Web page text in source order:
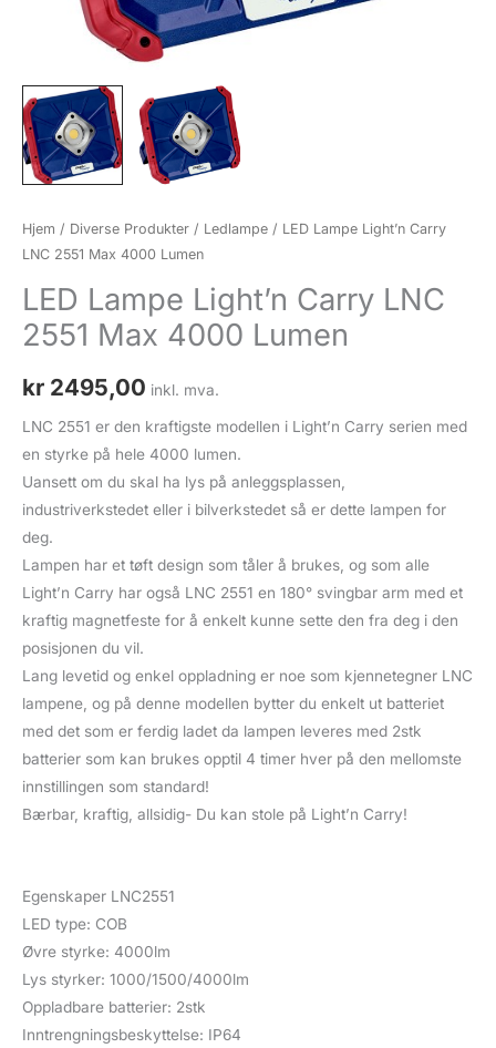
Hjem / Diverse Produkter / Ledlampe / LED Lampe Light’n Carry
LNC 2551 Max 4000 Lumen
LED Lampe Light’n Carry LNC
2551 Max 4000 Lumen
kr 2495,00 inkl. mva.
LNC 2551 er den kraftigste modellen i Light’n Carry serien med
en styrke på hele 4000 lumen.
Uansett om du skal ha lys på anleggsplassen,
industriverkstedet eller i bilverkstedet så er dette lampen for
deg.
Lampen har et tøft design som tåler å brukes, og som alle
Light’n Carry har også LNC 2551 en 180° svingbar arm med et
kraftig magnetfeste for å enkelt kunne sette den fra deg i den
posisjonen du vil.
Lang levetid og enkel oppladning er noe som kjennetegner LNC
lampene, og på denne modellen bytter du enkelt ut batteriet
med det som er ferdig ladet da lampen leveres med 2stk
batterier som kan brukes opptil 4 timer hver på den mellomste
innstillingen som standard!
Bærbar, kraftig, allsidig- Du kan stole på Light’n Carry!
Egenskaper LNC2551
LED type: COB
Øvre styrke: 4000lm
Lys styrker: 1000/1500/4000lm
Oppladbare batterier: 2stk
Inntrengningsbeskyttelse: IP64